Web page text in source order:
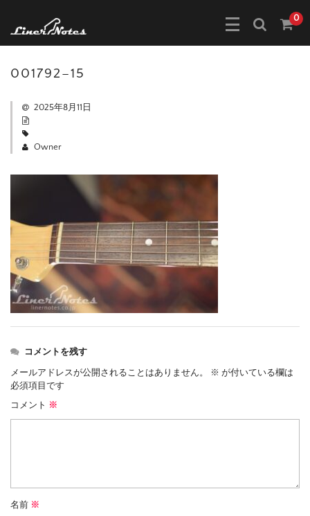
0
001792–15
2025年8月11日
Owner
コメントを残す
メールアドレスが公開されることはありません。 ※ が付いている欄は
必須項目です
コメント ※
名前 ※